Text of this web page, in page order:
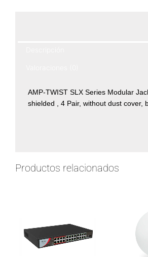
AMP-TWIST SLX Series Modular
shielded , 4 Pair, without dust cover,
Productos relacionados